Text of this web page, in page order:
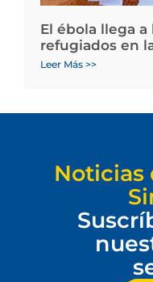
El ébola llega
refugiados en
Leer Más >>
Noticias